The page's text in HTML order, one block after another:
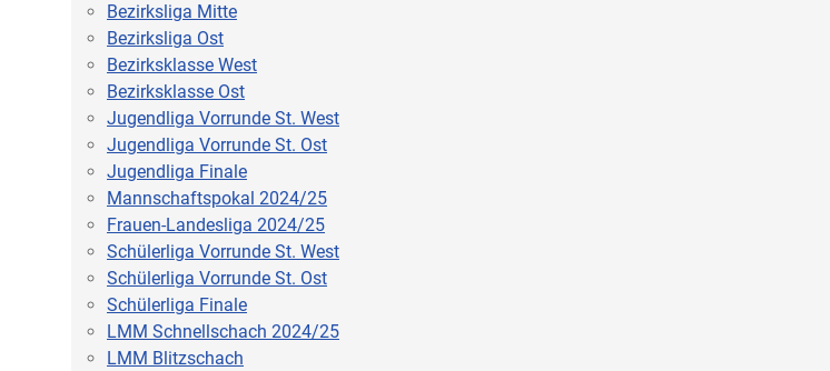
Bezirksliga Mitte
Bezirksliga Ost
Bezirksklasse West
Bezirksklasse Ost
Jugendliga Vorrunde St. West
Jugendliga Vorrunde St. Ost
Jugendliga Finale
Mannschaftspokal 2024/25
Frauen-Landesliga 2024/25
Schülerliga Vorrunde St. West
Schülerliga Vorrunde St. Ost
Schülerliga Finale
LMM Schnellschach 2024/25
LMM Blitzschach